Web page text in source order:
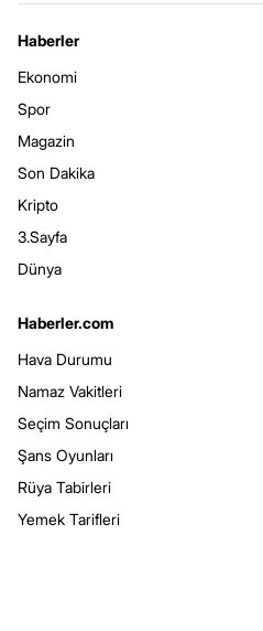
Haberler
Ekonomi
Spor
Magazin
Son Dakika
Kripto
3.Sayfa
Dünya
Haberler.com
Hava Durumu
Namaz Vakitleri
Seçim Sonuçları
Şans Oyunları
Rüya Tabirleri
Yemek Tarifleri